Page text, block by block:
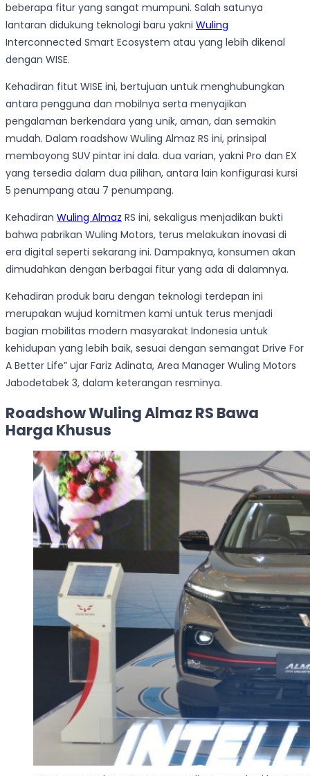
beberapa fitur yang sangat mumpuni. Salah satunya
lantaran didukung teknologi baru yakni Wuling
Interconnected Smart Ecosystem atau yang lebih dikenal
dengan WISE.
Kehadiran fitut WISE ini, bertujuan untuk menghubungkan
antara pengguna dan mobilnya serta menyajikan
pengalaman berkendara yang unik, aman, dan semakin
mudah. Dalam roadshow Wuling Almaz RS ini, prinsipal
memboyong SUV pintar ini dala. dua varian, yakni Pro dan EX
yang tersedia dalam dua pilihan, antara lain konfigurasi kursi
5 penumpang atau 7 penumpang.
Kehadiran Wuling Almaz RS ini, sekaligus menjadikan bukti
bahwa pabrikan Wuling Motors, terus melakukan inovasi di
era digital seperti sekarang ini. Dampaknya, konsumen akan
dimudahkan dengan berbagai fitur yang ada di dalamnya.
Kehadiran produk baru dengan teknologi terdepan ini
merupakan wujud komitmen kami untuk terus menjadi
bagian mobilitas modern masyarakat Indonesia untuk
kehidupan yang lebih baik, sesuai dengan semangat Drive For
A Better Life” ujar Fariz Adinata, Area Manager Wuling Motors
Jabodetabek 3, dalam keterangan resminya.
Roadshow Wuling Almaz RS Bawa
Harga Khusus